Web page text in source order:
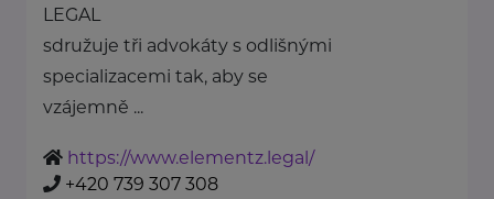
LEGAL
sdružuje tři advokáty s odlišnými
specializacemi tak, aby se
vzájemně ...
https://www.elementz.legal/
+420 739 307 308